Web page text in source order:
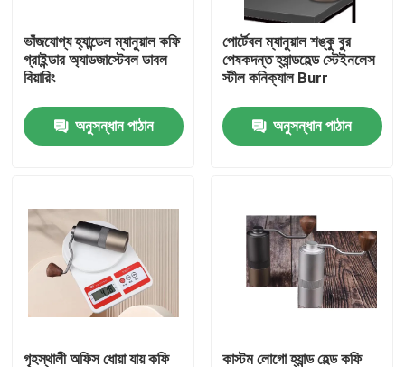
কারখানা ভ্রমণ
মান নিয়ন্ত্রণ
মামলা
কফি বিন গ্রাইন্ডার
Burr কফি পেষকদন্ত
ভাঁজযোগ্য হ্যান্ডেল ম্যানুয়াল কফি
গ্রাইন্ডার অ্যাডজাস্টেবল ডাবল
বিয়ারিং
অনুসন্ধান পাঠান
পোর্টেবল ম্যানুয়াল শঙ্কু বুর
পেষকদন্ত হ্যান্ডহেল্ড স্টেইনলেস
স্টীল কনিক্যাল Burr
অনুসন্ধান পাঠান
গৃহস্থালী অফিস ধোয়া যায় কফি কাস্টম লোগো হ্যান্ড হেল্ড কফি